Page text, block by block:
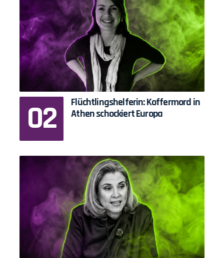
Flüchtlingshelferin: Koffermord in
Athen schockiert Europa